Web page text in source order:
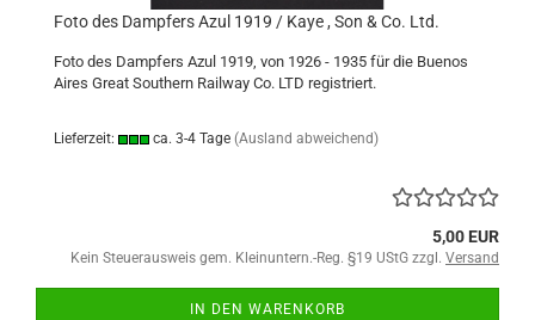
Foto des Dampfers Azul 1919 / Kaye , Son & Co. Ltd.
Foto des Dampfers Azul 1919, von 1926 - 1935 für die Buenos
Aires Great Southern Railway Co. LTD registriert.
Lieferzeit: ca. 3-4 Tage (Ausland abweichend)
5,00 EUR
Kein Steuerausweis gem. Kleinuntern.-Reg. §19 UStG zzgl. Versand
IN DEN WARENKORB